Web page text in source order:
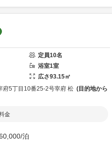
定員10名
浴室1室
広さ93.15㎡
府5丁目10番25-2号宰府 松
目的地から
金
/泊